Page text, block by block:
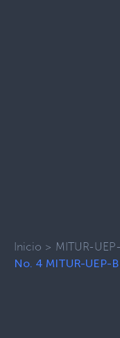
Inicio > MITUR-
No. 4 MITUR-UEP-